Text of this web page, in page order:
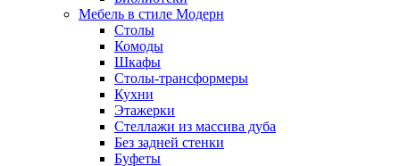
Мебель в стиле Модерн
Столы
Комоды
Шкафы
Столы-трансформеры
Кухни
Этажерки
Стеллажи из массива дуба
Без задней стенки
Буфеты